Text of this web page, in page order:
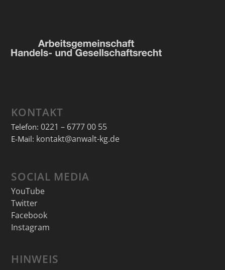
KONTAKT
Telefon: 0221 – 6777 00 55
E-Mail: kontakt@anwalt-kg.de
SOCIAL MEDIA
YouTube
Twitter
Facebook
Instagram
HINWEIS